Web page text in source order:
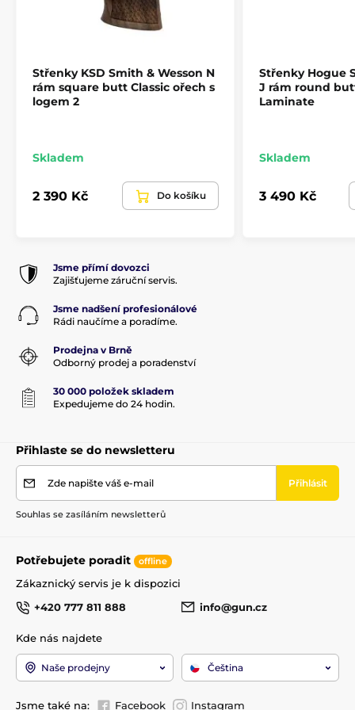
horké nebo studené na dotek.
Produkt je zařazen v kategoriích
Příslušenství
Střenky pro revolvery
Střenky KSD Smith & Wesson N
rám square butt Classic ořech s
logem 2
Skladem
2 390 Kč Do košíku
Střenky Hogue
J rám round
Laminate
Skladem
3 490 Kč
Jsme přímí dovozci
Zajišťujeme záruční servis.
Jsme nadšení profesionálové
Rádi naučíme a poradíme.
Prodejna v Brně
Odborný prodej a poradenství
30 000 položek skladem
Expedujeme do 24 hodin.
Přihlaste se do newsletteru
Zde napište váš e-mail Přihlásit
Souhlas se zasíláním newsletterů
Potřebujete poradit offline
Zákaznický servis je k dispozici
+420 777 811 888
info@gun.cz
Kde nás najdete
Naše prodejny Čeština
Jsme také na: Facebook Instagram